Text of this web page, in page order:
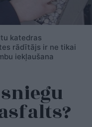
katedras
rādītājs ir ne tikai
iekļaušana